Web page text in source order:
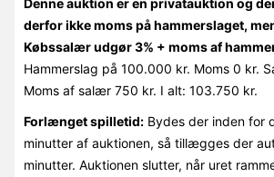
Denne auktion er en privatauktion og
derfor ikke moms på hammerslaget,
Købssalær udgør 3% + moms af
Hammerslag på 100.000 kr. Moms 0 kr.
Moms af salær 750 kr. I alt: 103.750 kr.
Forlænget spilletid:Bydes der inden for
minutter af auktionen, så tillægges der
minutter. Auktionen slutter, når uret